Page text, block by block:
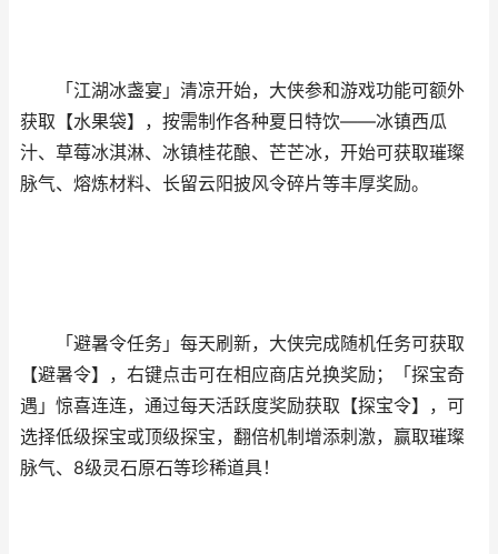
「江湖冰盏宴」清凉开始，大侠参和游戏功能可额外
获取【水果袋】，按需制作各种夏日特饮——冰镇西瓜
汁、草莓冰淇淋、冰镇桂花酿、芒芒冰，开始可获取璀璨
脉气、熔炼材料、长留云阳披风令碎片等丰厚奖励。
「避暑令任务」每天刷新，大侠完成随机任务可获取
【避暑令】，右键点击可在相应商店兑换奖励；「探宝奇
遇」惊喜连连，通过每天活跃度奖励获取【探宝令】，可
选择低级探宝或顶级探宝，翻倍机制增添刺激，赢取璀璨
脉气、8级灵石原石等珍稀道具！